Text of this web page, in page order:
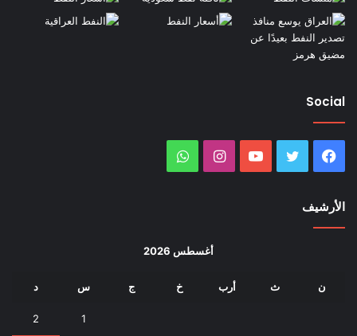
Social
فيسبوك تويتر يوتيوب انستقرام
الأرشيف
أغسطس 2026
ن ث أرب خ ج س د
1
2